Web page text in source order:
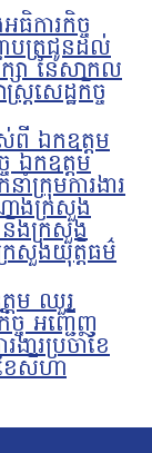
ការកិច្ច
បត្រជូនដល់
ា នៃសាកល
រសេដ្ឋកិច្ច
ពី ឯកឧត្តម
ឯកឧត្តម
ាំក្រុមការងារ
ាងក្រសួង
និងក្រសួង
រសួងយុត្តិធម៌
តម ឈួរ
ច្ច អញ្ជើញ
ងារប្រចាំខែ
ែសីហា